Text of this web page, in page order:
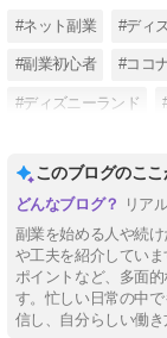
#ネット副業 #ディ
#副業初心者 #ココ
#ディズニーランド
このブログのこ
リア
副業を始める人や続
や工夫を紹介してい
ポイントなど、多面
す。忙しい日常の中
信し、自分らしい働き